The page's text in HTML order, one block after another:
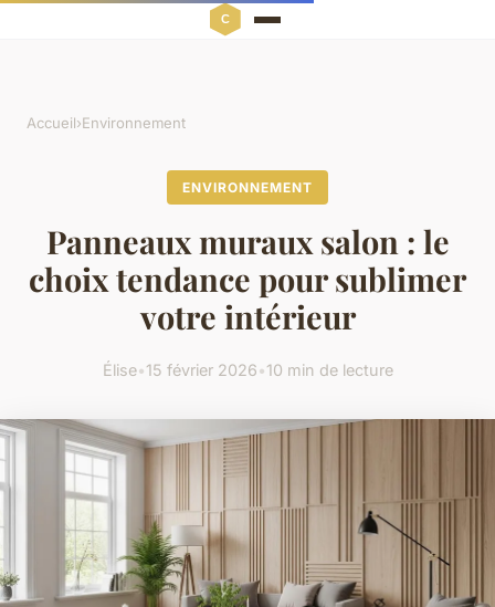
Accueil›Environnement
ENVIRONNEMENT
Panneaux muraux salon : le
choix tendance pour sublimer
votre intérieur
Élise•15 février 2026•10 min de lecture